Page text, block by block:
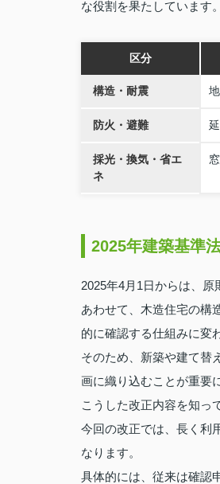
な役割を果たしています。
区分
構造・耐震
防火・避難
採光・換気・省エ
ネ
2025年建築基準
2025年4月1日からは、原
あわせて、木造住宅の構
的に確認する仕組みに変
そのため、新築や建て替
画に織り込むことが重要
こうした改正内容を知っ
今回の改正では、長く利
なります。
具体的には、従来は確認